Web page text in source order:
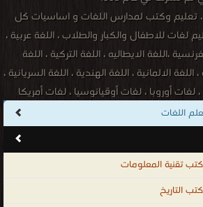
تعليم وكتب لمدارس اللغات و اساسيات كل
لغات للاطفال والكبار والطلاب ، اللغة عربية ،
،اللغة الايطاليه ، اللغة التركية ، اللغة
اللغة الالمانية ، اللغة الهندية ، اللغة السريانية ،
لغات أوروبا ، لغات أوقيانوسيا ، لغات أمريكا
، اللغة الأفريقانية ، اللغة الألبانية ، اللغة
، اللغة الكتلونية ، اللغة الكرواتية ، اللغة
، اللغة الهولندية ، اللغة الإنكليزية ، اللغة
، اللغة الأيسلندية ، اللغة الإندونيسية ، اللغة
اللغة اللاتينية ، اللغة اللاتيفية ، اللغة اللتوانية ،
اللغات